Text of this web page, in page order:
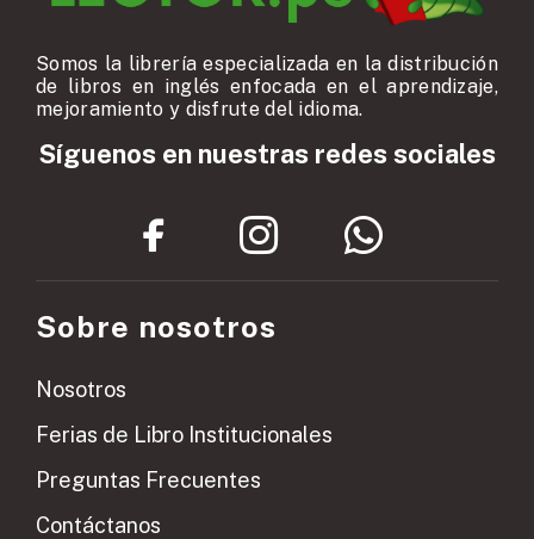
Somos la librería especializada en la distribución
de libros en inglés enfocada en el aprendizaje,
mejoramiento y disfrute del idioma.
Síguenos en nuestras redes sociales
Sobre nosotros
Nosotros
Ferias de Libro Institucionales
Preguntas Frecuentes
Contáctanos